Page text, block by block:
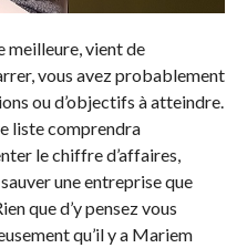
meilleure, vient de
vous avez probablement
ou d’objectifs à atteindre.
liste comprendra
le chiffre d’affaires,
une entreprise que
que d’y pensez vous
qu’il y a Mariem